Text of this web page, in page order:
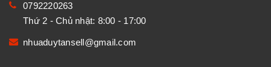
0792220263
Thứ 2 - Chủ nhật: 8:00 - 17:00
nhuaduytansell@gmail.com